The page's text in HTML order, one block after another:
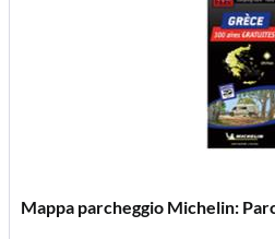
Mappa parcheggio Michelin: